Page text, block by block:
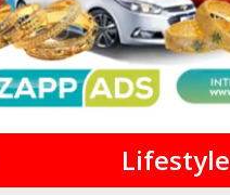
Lifestyle